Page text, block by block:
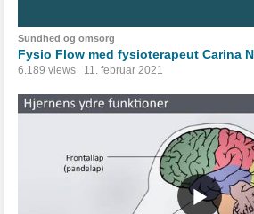
Sundhed og omsorg
Fysio Flow med fysioterapeut Carina
6.189 views 11. februar 2021